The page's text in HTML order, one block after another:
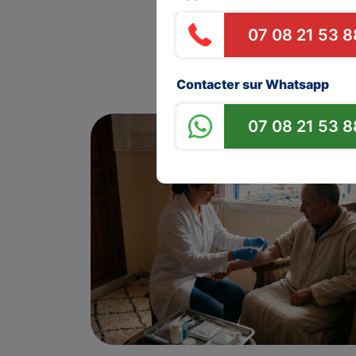
07 08 21 53
Contacter sur Whatsapp
07 08 21 53